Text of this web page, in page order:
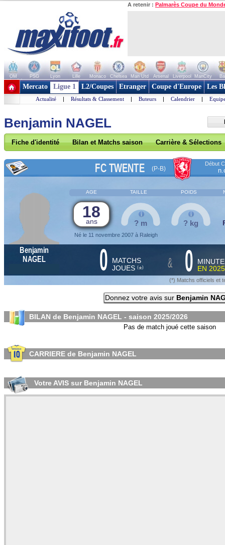
A retenir : Palmarès Coupe du
OM PSG Lyon Lille Monaco Chelsea Man Utd Arsenal Liverpool ManCity
+ de clubs
Mercato Ligue 1 L2/Coupes Etranger Coupe d'Europe Les
Actualité | Résultats & Classement | Buteurs | Calendrier |
Benjamin NAGEL
Fiche d'identité Bilan et Matchs saison Carrière & Sélections
FC TWENTE (P-B)
Début
AGE TAILLE POIDS
18
ans
Né le 11 novembre 2007 à Raleigh
? m ? kg
Benjamin
NAGEL
0 MATCHS
JOUES (*) & 0
EN
(*) Matchs officiels et
Donnez votre avis sur Benjamin
BILAN de Benjamin NAGEL - saison 2025/2026
Pas de match joué cette saison
CARRIERE de Benjamin NAGEL
Votre AVIS sur Benjamin NAGEL